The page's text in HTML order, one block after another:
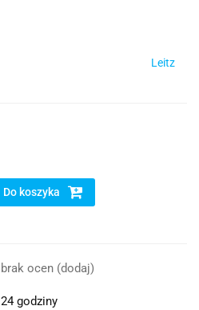
Leitz
Do koszyka
brak ocen (dodaj)
24 godziny